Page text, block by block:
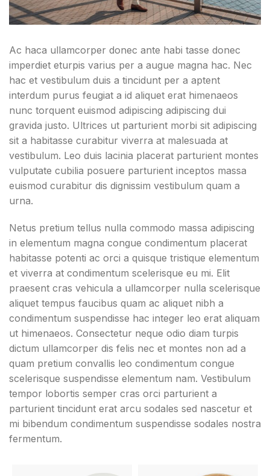
Ac haca ullamcorper donec ante habi tasse donec
imperdiet eturpis varius per a augue magna hac. Nec
hac et vestibulum duis a tincidunt per a aptent
interdum purus feugiat a id aliquet erat himenaeos
nunc torquent euismod adipiscing adipiscing dui
gravida justo. Ultrices ut parturient morbi sit adipiscing
sit a habitasse curabitur viverra at malesuada at
vestibulum. Leo duis lacinia placerat parturient montes
vulputate cubilia posuere parturient inceptos massa
euismod curabitur dis dignissim vestibulum quam a
urna.
Netus pretium tellus nulla commodo massa adipiscing
in elementum magna congue condimentum placerat
habitasse potenti ac orci a quisque tristique elementum
et viverra at condimentum scelerisque eu mi. Elit
praesent cras vehicula a ullamcorper nulla scelerisque
aliquet tempus faucibus quam ac aliquet nibh a
condimentum suspendisse hac integer leo erat aliquam
ut himenaeos. Consectetur neque odio diam turpis
dictum ullamcorper dis felis nec et montes non ad a
quam pretium convallis leo condimentum congue
scelerisque suspendisse elementum nam. Vestibulum
tempor lobortis semper cras orci parturient a
parturient tincidunt erat arcu sodales sed nascetur et
mi bibendum condimentum suspendisse sodales nostra
fermentum.